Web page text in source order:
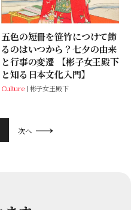
五色の短冊を笹竹につけて飾
るのはいつから？七夕の由来
と行事の変遷 【彬子女王殿下
と知る日本文化入門】
Culture 彬子女王殿下
次へ